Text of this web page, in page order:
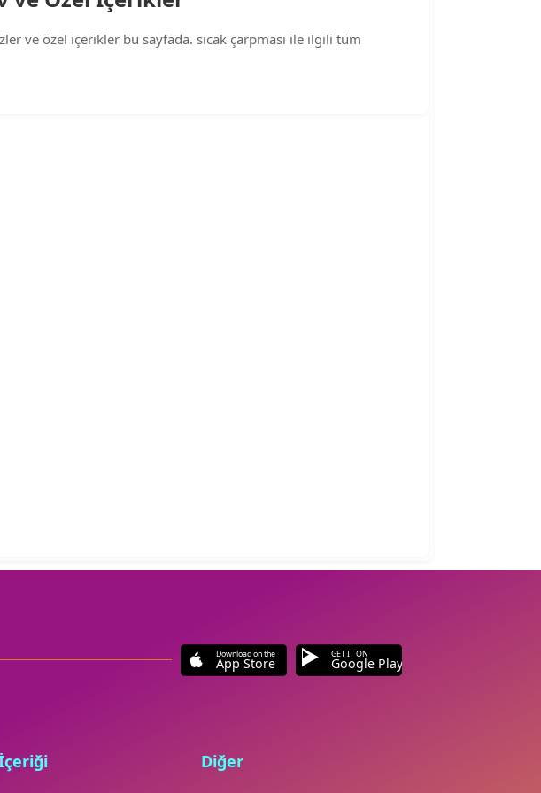
ve özel içerikler bu sayfada. sıcak çarpması ile ilgili tüm
Download on the
App Store
GET IT ON
Google Play
Diğer